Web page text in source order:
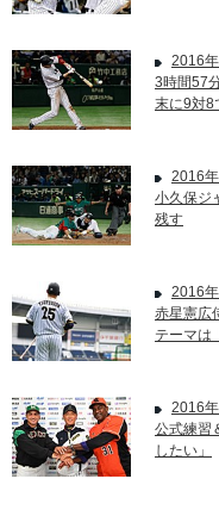
2016
3時間57
末に9対8
2016
小久保ジ
残す
2016
赤星憲広
テーマは
2016
公式練習
したい」